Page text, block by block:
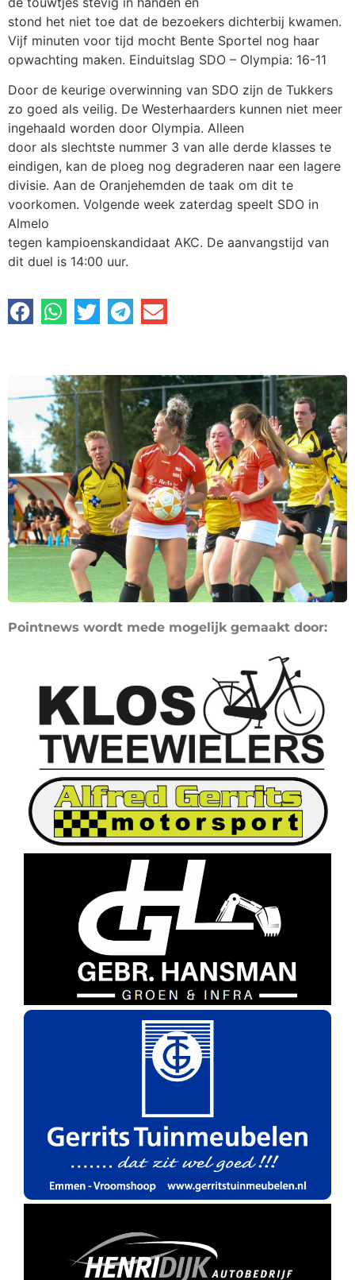
stond het niet toe dat de bezoekers dichterbij kwamen.
Vijf minuten voor tijd mocht Bente Sportel nog haar
opwachting maken. Einduitslag SDO – Olympia: 16-11
Door de keurige overwinning van SDO zijn de Tukkers
zo goed als veilig. De Westerhaarders kunnen niet meer
ingehaald worden door Olympia. Alleen
door als slechtste nummer 3 van alle derde klasses te
eindigen, kan de ploeg nog degraderen naar een lagere
divisie. Aan de Oranjehemden de taak om dit te
voorkomen. Volgende week zaterdag speelt SDO in
Almelo
tegen kampioenskandidaat AKC. De aanvangstijd van
dit duel is 14:00 uur.
Pointnews wordt mede mogelijk gemaakt door: